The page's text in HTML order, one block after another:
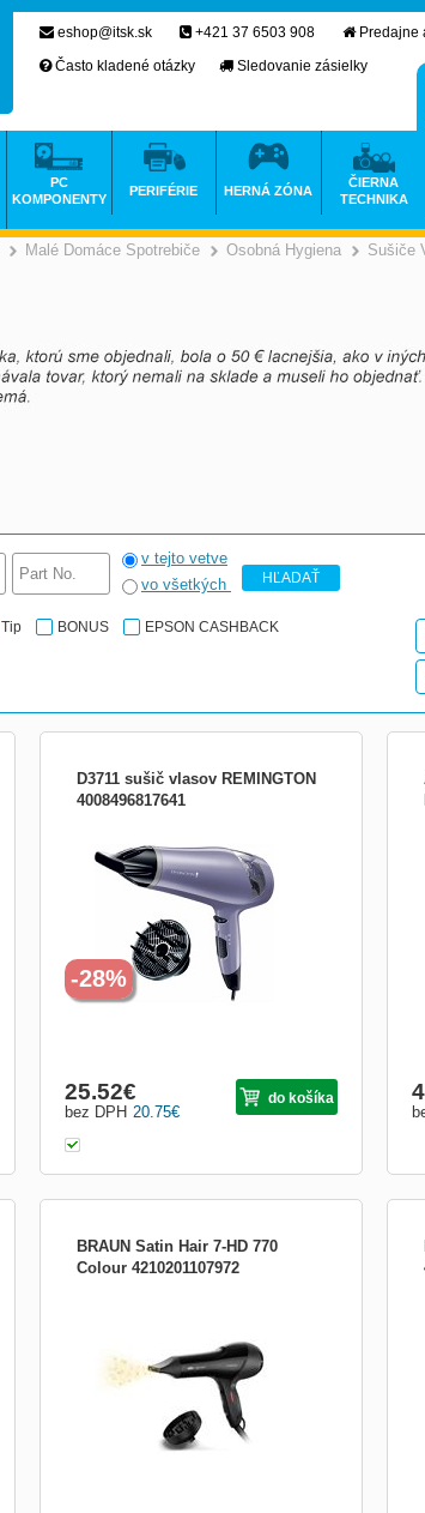
>
Malé Domáce Spotrebiče >
Osobná Hygiena Sušiče
v tejto vetve
vo všetkých
HĽADAŤ
Tip BONUS EPSON CASHBACK
D3711 sušič vlasov REMINGTON
4008496817641
nastavenia tepla a 2 nastavenia rýchlosti,
Turbo tlačidlo, studený vzduch, difuzér,
koncentrátor
20.75€
bez DPH
25.52€ do košíka
-28%
BRAUN Satin Hair 7-HD 770
Colour 4210201107972
teploty a 2 stupně proudu vzduchu,
ochlazovací stupeň, difuzér, úzká
směrová hubička
eshop@itsk.sk +421 37 6503 908
Predajne
Často kladené otázky
Sledovanie zásielky
PC
KOMPONENTY
PERIFÉRIE HERNÁ ZÓNA
ČIERNA
TECHNIKA